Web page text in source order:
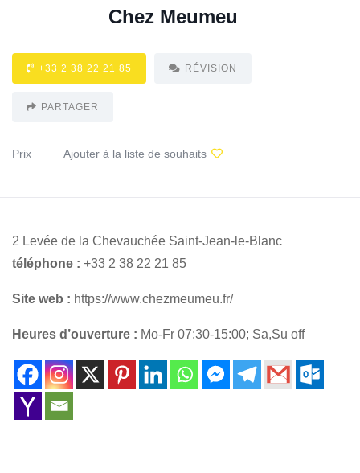
Chez Meumeu
+33 2 38 22 21 85 RÉVISION
PARTAGER
Prix Ajouter à la liste de souhaits
2 Levée de la Chevauchée Saint-Jean-le-Blanc
téléphone : +33 2 38 22 21 85
Site web : https://www.chezmeumeu.fr/
Heures d’ouverture : Mo-Fr 07:30-15:00; Sa,Su off